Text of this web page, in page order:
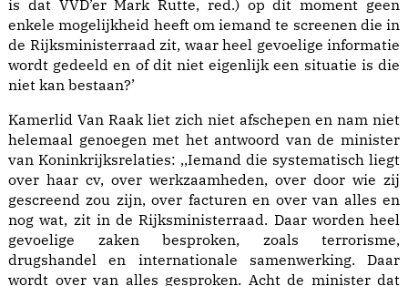
is dat VVD’er Mark Rutte, red.) op dit moment geen
enkele mogelijkheid heeft om iemand te screenen die in
de Rijksministerraad zit, waar heel gevoelige informatie
wordt gedeeld en of dit niet eigenlijk een situatie is die
niet kan bestaan?’
Kamerlid Van Raak liet zich niet afschepen en nam niet
helemaal genoegen met het antwoord van de minister
van Koninkrijksrelaties: ,,Iemand die systematisch liegt
over haar cv, over werkzaamheden, over door wie zij
gescreend zou zijn, over facturen en over van alles en
nog wat, zit in de Rijksministerraad. Daar worden heel
gevoelige zaken besproken, zoals terrorisme,
drugshandel en internationale samenwerking. Daar
wordt over van alles gesproken. Acht de minister dat